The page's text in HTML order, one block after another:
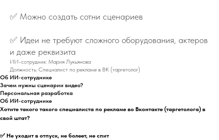
✅ Можно создать сотни сценариев
✅ Идеи не требуют сложного оборудования, актеров
и даже реквизита
ИИ-сотрудник: Мария Лукьянова
Должность: Специалист по рекламе в ВК (таргетолог)
Об ИИ-сотруднике
Зачем нужны сценарии видео?
Персональная разработка
Об ИИ-сотруднике
Хотите такого такого специалиста по рекламе во Вконтакте (таргетолога) в
свой штат?
✅ Не уходит в отпуск, не болеет, не спит